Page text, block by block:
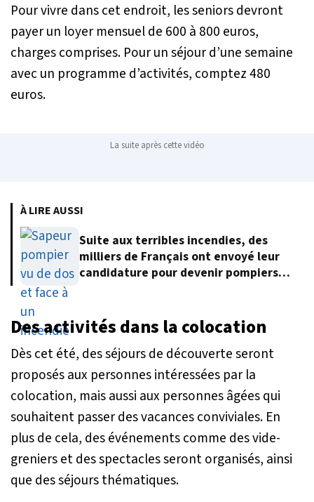
Pour vivre dans cet endroit, les seniors devront
payer un loyer mensuel de 600 à 800 euros,
charges comprises. Pour un séjour d’une semaine
avec un programme d’activités, comptez 480
euros.
La suite après cette vidéo
À LIRE AUSSI
Suite aux terribles incendies, des
milliers de Français ont envoyé leur
candidature pour devenir pompiers
Des activités dans la colocation
Dès cet été, des séjours de découverte seront
proposés aux personnes intéressées par la
colocation, mais aussi aux personnes âgées qui
souhaitent passer des vacances conviviales. En
plus de cela, des événements comme des vide-
greniers et des spectacles seront organisés, ainsi
que des séjours thématiques.